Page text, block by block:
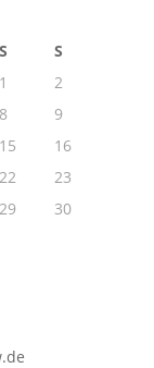
S
S
1
2
8
9
15
16
22
23
29
30